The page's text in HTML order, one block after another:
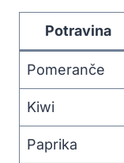
Potravina
Pomeranče
Kiwi
Paprika